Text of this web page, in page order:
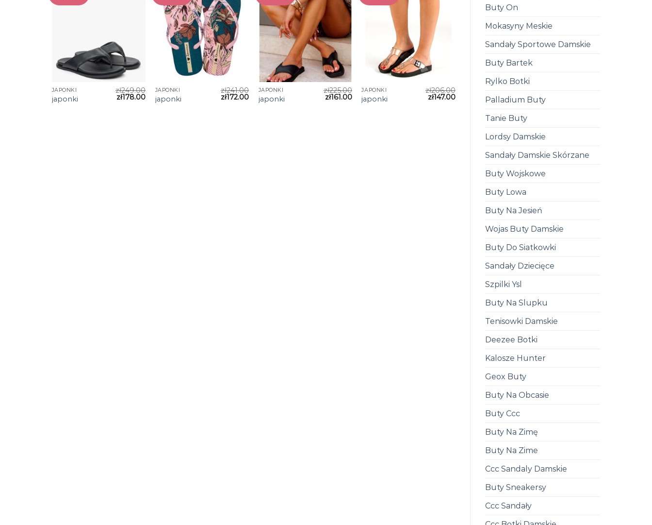
Buty On
Mokasyny Meskie
Sandały Sportowe Damskie
Buty Bartek
Rylko Botki
Palladium Buty
Tanie Buty
Lordsy Damskie
Sandały Damskie Skórzane
Buty Wojskowe
Buty Lowa
Buty Na Jesień
Wojas Buty Damskie
Buty Do Siatkowki
Sandały Dziecięce
Szpilki Ysl
Buty Na Slupku
Tenisowki Damskie
Deezee Botki
Kalosze Hunter
Geox Buty
Buty Na Obcasie
Buty Ccc
Buty Na Zimę
Buty Na Zime
Ccc Sandaly Damskie
Buty Sneakersy
Ccc Sandały
JAPONKI
japonki
zł249.00
zł178.00
JAPONKI
japonki
zł241.00
zł172.00
JAPONKI
japonki
zł225.00
zł161.00
JAPONKI
japonki
zł206.00
zł147.00